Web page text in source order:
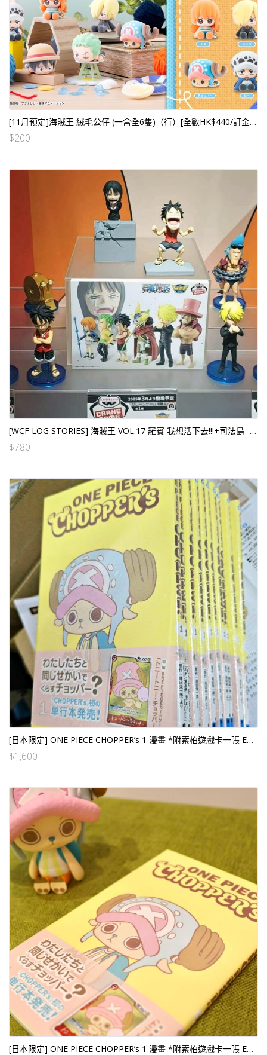
[11月預定]海賊王 絨毛公仔 (一盒全6隻)（行）[全數HK$440/訂金$200]
$200
[WCF LOG STORIES] 海賊王 VOL.17 羅賓 我想活下去!!!+司法島- VOL.1+2 (12個SET）
$780
[日本限定] ONE PIECE CHOPPER’s 1 漫畫 *附索柏遊戲卡一張 EB02-003 (10套封裝版)
$1,600
[日本限定] ONE PIECE CHOPPER’s 1 漫畫 *附索柏遊戲卡一張 EB02-003